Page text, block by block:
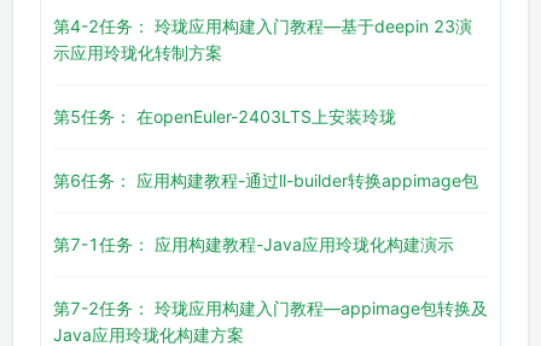
第4-2任务： 玲珑应用构建入门教程—基于deepin 23演
示应用玲珑化转制方案
第5任务： 在openEuler-2403LTS上安装玲珑
第6任务： 应用构建教程-通过ll-builder转换appimage包
第7-1任务： 应用构建教程-Java应用玲珑化构建演示
第7-2任务： 玲珑应用构建入门教程—appimage包转换及
Java应用玲珑化构建方案